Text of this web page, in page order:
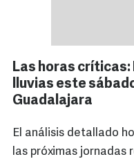
Las horas críticas:
lluvias este
Guadalajara
El análisis detallado
las próximas jornadas